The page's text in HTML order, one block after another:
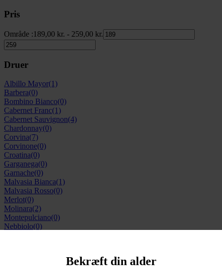
Bekræft din alder
Pris
Område :189,00 kr. - 259,00 kr.
Druer
Albillo Mayor(1)
Barbera(0)
Bombino Bianco(0)
Cabernet Franc(1)
Cabernet Sauvignon(4)
Chardonnay(0)
Corvina(7)
Corvinone(0)
Croatina(0)
Garganega(0)
Garnache(0)
Malvasia Bianca(1)
Malvasia Rosso(0)
Merlot(0)
Molinara(2)
Montepulciano(0)
Nebbiolo(0)